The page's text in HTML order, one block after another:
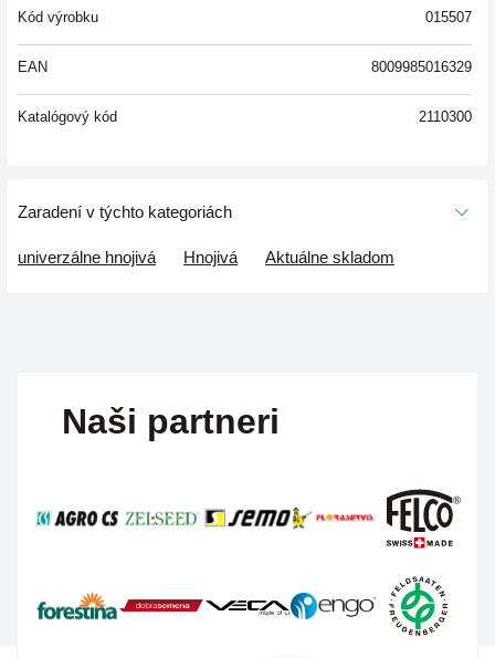
Kód výrobku 015507
EAN 8009985016329
Katalógový kód 2110300
Zaradení v týchto kategoriách
univerzálne hnojivá Hnojivá Aktuálne skladom
Naši partneri